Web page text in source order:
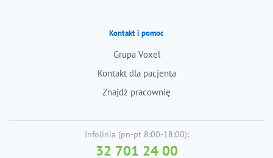
Kontakt i pomoc
Grupa Voxel
Kontakt dla pacjenta
Znajdź pracownię
Infolinia (pn-pt 8:00-18:00):
32 701 24 00